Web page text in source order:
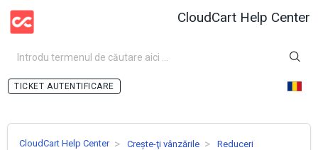
CloudCart Help Center
AUTENTIFICARE
CloudCart Help Center Crește-ţi vânzările Reduceri